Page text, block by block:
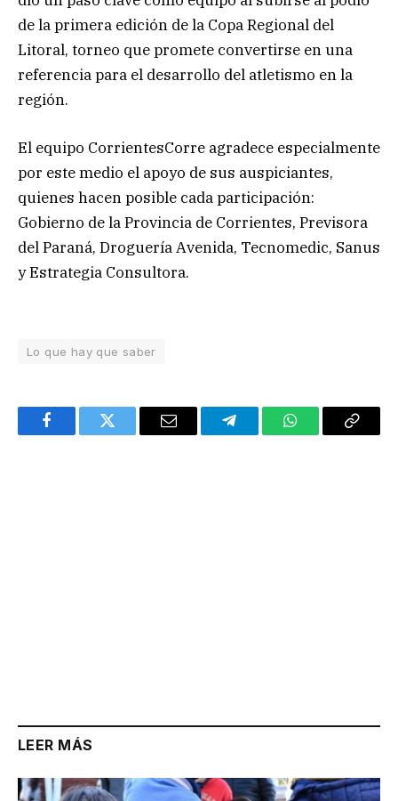
de la primera edición de la Copa Regional del
Litoral, torneo que promete convertirse en una
referencia para el desarrollo del atletismo en la
región.
El equipo CorrientesCorre agradece especialmente
por este medio el apoyo de sus auspiciantes,
quienes hacen posible cada participación:
Gobierno de la Provincia de Corrientes, Previsora
del Paraná, Droguería Avenida, Tecnomedic, Sanus
y Estrategia Consultora.
Lo que hay que saber
FacebookTwitter Email TelegramWhatsAppCopy
LEER MÁS